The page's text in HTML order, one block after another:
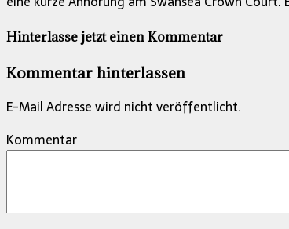
Hinterlasse jetzt einen Kommentar
Kommentar hinterlassen
E-Mail Adresse wird nicht veröffentlicht.
Kommentar